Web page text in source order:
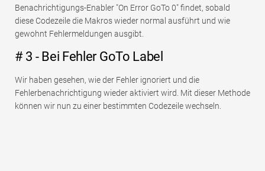
Benachrichtigungs-Enabler "On Error GoTo 0" findet, sobald
diese Codezeile die Makros wieder normal ausführt und wie
gewohnt Fehlermeldungen ausgibt.
# 3 - Bei Fehler GoTo Label
Wir haben gesehen, wie der Fehler ignoriert und die
Fehlerbenachrichtigung wieder aktiviert wird. Mit dieser Methode
können wir nun zu einer bestimmten Codezeile wechseln.